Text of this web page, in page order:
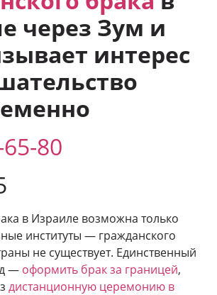
через Зум и
интерес
80
в Израиле возможна только
институты — гражданского
не существует. Единственный
— оформить брак за границей,
дистанционную церемонию в